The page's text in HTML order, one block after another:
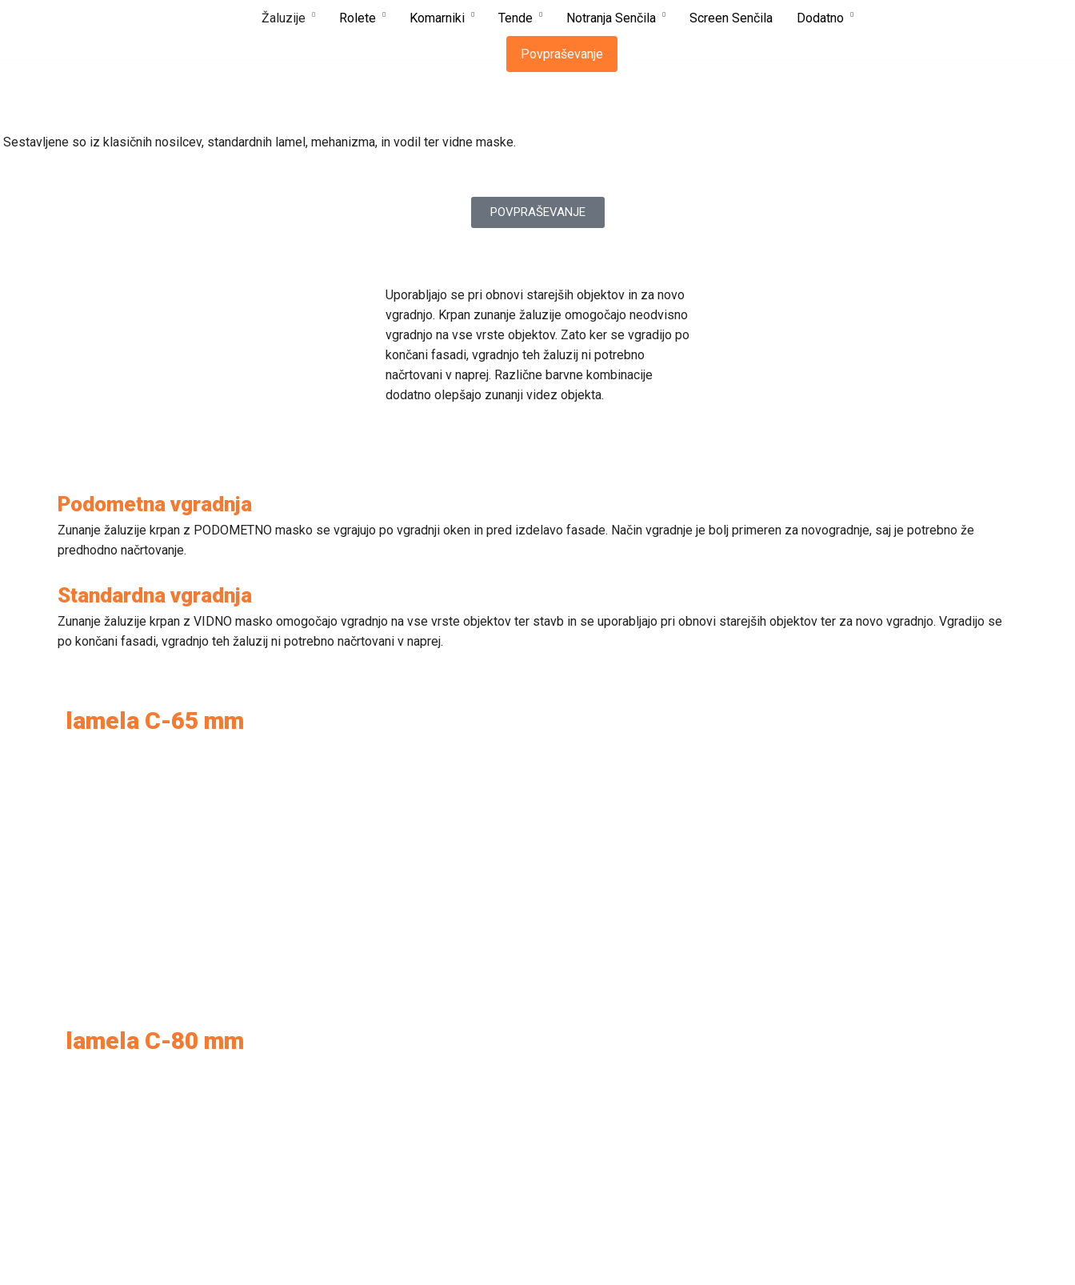
Žaluzije Rolete Komarniki Tende Notranja Senčila Screen Senčila Dodatno
Povpraševanje
Sestavljene so iz klasičnih nosilcev, standardnih lamel, mehanizma, in vodil ter vidne maske.
POVPRAŠEVANJE
Uporabljajo se pri obnovi starejših objektov in za novo
vgradnjo. Krpan zunanje žaluzije omogočajo neodvisno
vgradnjo na vse vrste objektov. Zato ker se vgradijo po
končani fasadi, vgradnjo teh žaluzij ni potrebno
načrtovani v naprej. Različne barvne kombinacije
dodatno olepšajo zunanji videz objekta.
Podometna vgradnja
Zunanje žaluzije krpan z PODOMETNO masko se vgrajujo po vgradnji oken in pred izdelavo fasade. Način vgradnje je bolj primeren za novogradnje, saj je potrebno že
predhodno načrtovanje.
Standardna vgradnja
Zunanje žaluzije krpan z VIDNO masko omogočajo vgradnjo na vse vrste objektov ter stavb in se uporabljajo pri obnovi starejših objektov ter za novo vgradnjo. Vgradijo se
po končani fasadi, vgradnjo teh žaluzij ni potrebno načrtovani v naprej.
lamela C-65 mm
lamela C-80 mm